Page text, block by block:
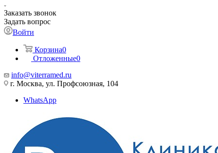
Заказать звонок
Задать вопрос
Войти
Корзина0
Отложенные0
info@viterramed.ru
г. Москва, ул. Профсоюзная, 104
WhatsApp